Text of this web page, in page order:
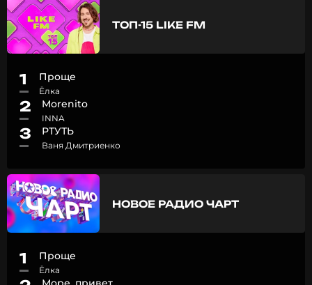
ТОП-15 LIKE FM
1 Проще
Ёлка
2 Morenito
INNA
3 РТУТЬ
Ваня Дмитриенко
НОВОЕ РАДИО ЧАРТ
1 Проще
Ёлка